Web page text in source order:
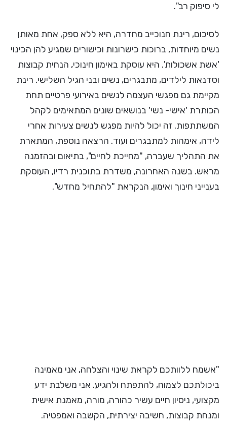
לי סיפוק רב".
לסיכום, רינת חנוכייב מחדרה, היא ללא ספק, אחת מאותן
נשים מיוחדות, ברוכות כישרונות וכישורים שמגיע להן הכינוי
'אשת אשכולות'. היא עוסקת באימון חינוכי, הנחית קבוצות
וסדנאות לילדים, מתבגרים, נשים ובני הגיל השלישי. רינת
מקיימת גם מפגשי העצמה לנשים באירועי פרטיים תחת
הכותרת 'אישי- נשי' בנושאים שונים המתאימים לקהל
המשתתפות. זה יכול להיות מפגש לנשים צעירות אחרי
לידה, אימהות למתבגרים ועוד. הרצאה נוספת, המתארת
את התהליך שעברה, "מחייכת לחיים", בתיאום ובהזמנה
מראש. בשנה האחרונה, משדרת בתוכנית רדיו, העוסקת
בענייני חינוך ואימון, הנקראת "להתחיל מחדש".
"אשמח ללוותכם לקראת שינוי והצלחה, אני מאמינה
ביכולתכם לצמוח, להתפתח ולהגיע. אני משלבת ידע
מקצועי, ניסיון חיים עשיר כהורה, מורה, מאמנת אישית
ומנחת קבוצות, חשיבה יצירתית, הקשבה ואמפטיה.